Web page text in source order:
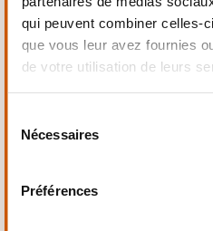
qui peuvent combiner celles-
que vous leur avez fournies
de votre utilisation de leurs
Nécessaires
Préférences